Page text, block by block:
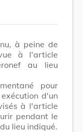
à peine de
à l'article
au lieu
pour
d'un
à l'article
pendant le
lieu indiqué.